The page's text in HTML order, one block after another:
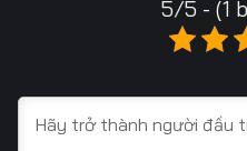
Tập 28
5/5 - (1